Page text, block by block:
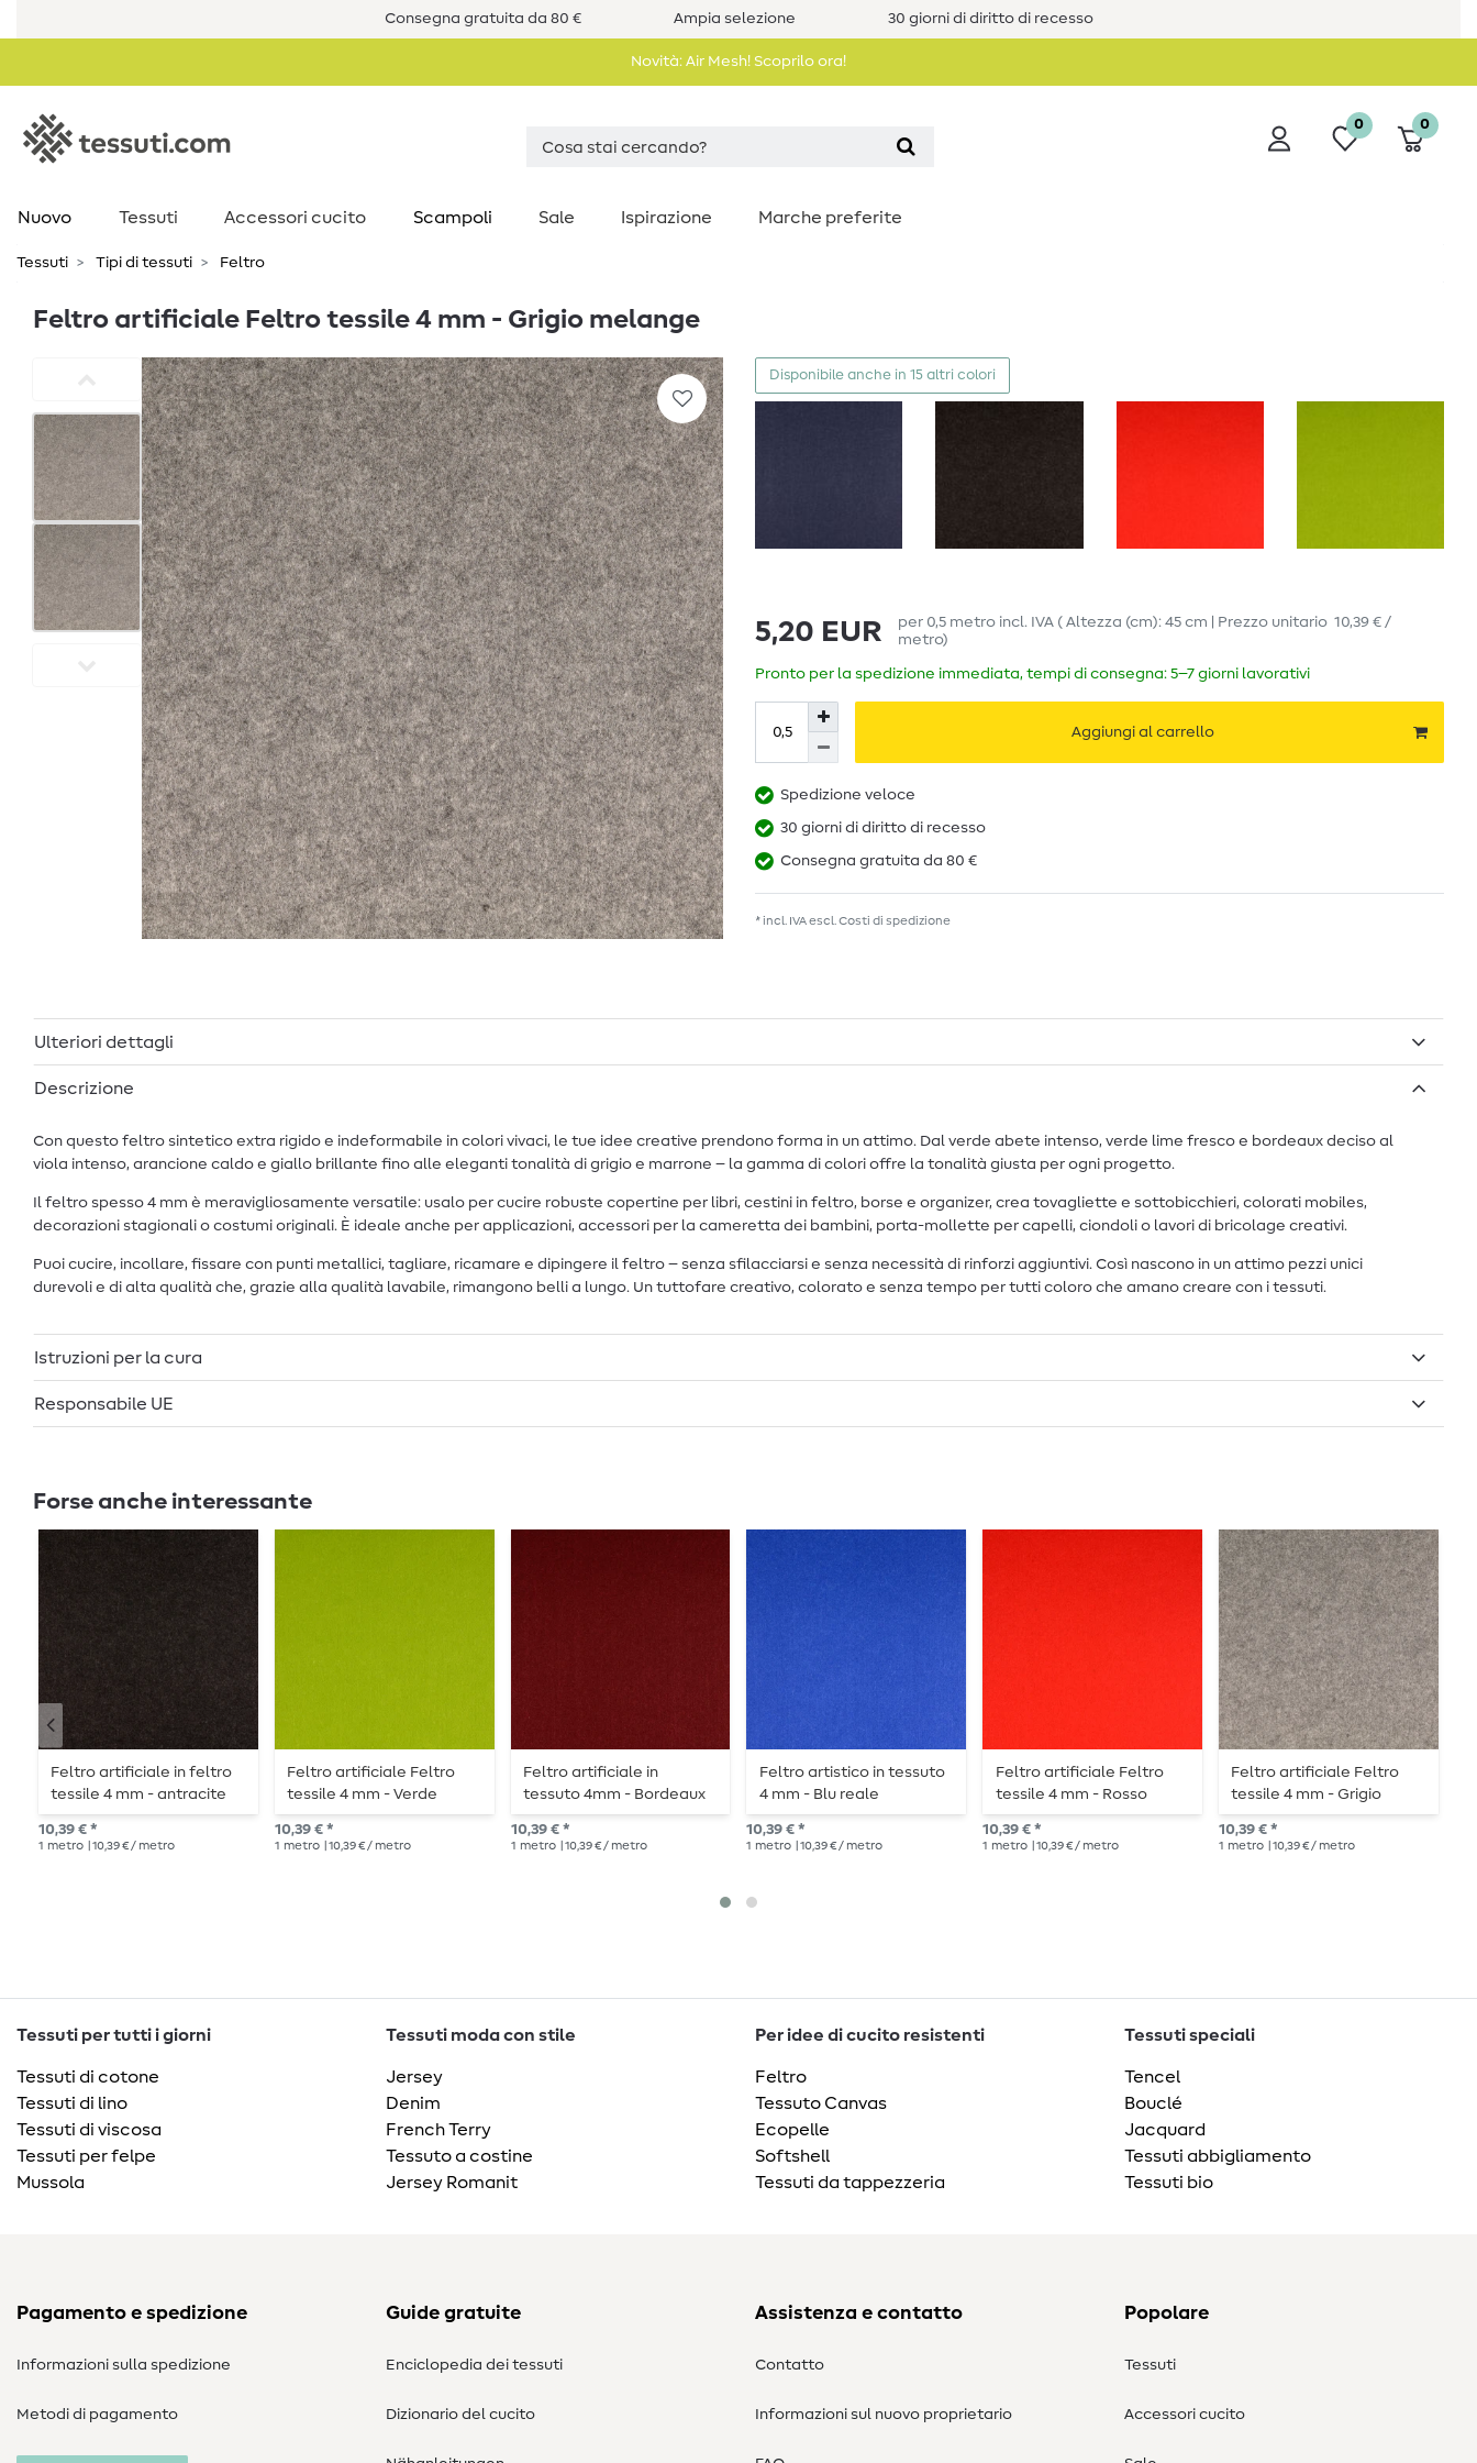
Consegna gratuita da 80 € Ampia selezione 30 giorni di diritto di recesso
Novità: Air Mesh! Scoprilo ora!
0 0
Nuovo Tessuti Accessori cucito Scampoli Sale Ispirazione Marche preferite
Tessuti Tipi di tessuti Feltro
Feltro artificiale Feltro tessile 4 mm - Grigio melange
Disponibile anche in 15 altri colori
5,20 EUR per 0,5 metro incl. IVA ( Altezza (cm): 45 cm | Prezzo unitario 10,39 € /
metro)
Pronto per la spedizione immediata, tempi di consegna: 5–7 giorni lavorativi
Aggiungi al carrello
Spedizione veloce
30 giorni di diritto di recesso
Consegna gratuita da 80 €
* incl. IVA escl.Costi di spedizione
Ulteriori dettagli
Descrizione
Con questo feltro sintetico extra rigido e indeformabile in colori vivaci, le tue idee creative prendono forma in un attimo. Dal verde abete intenso, verde lime fresco e bordeaux deciso al
viola intenso, arancione caldo e giallo brillante fino alle eleganti tonalità di grigio e marrone – la gamma di colori offre la tonalità giusta per ogni progetto.
Il feltro spesso 4 mm è meravigliosamente versatile: usalo per cucire robuste copertine per libri, cestini in feltro, borse e organizer, crea tovagliette e sottobicchieri, colorati mobiles,
decorazioni stagionali o costumi originali. È ideale anche per applicazioni, accessori per la cameretta dei bambini, porta-mollette per capelli, ciondoli o lavori di bricolage creativi.
Puoi cucire, incollare, fissare con punti metallici, tagliare, ricamare e dipingere il feltro – senza sfilacciarsi e senza necessità di rinforzi aggiuntivi. Così nascono in un attimo pezzi unici
durevoli e di alta qualità che, grazie alla qualità lavabile, rimangono belli a lungo. Un tuttofare creativo, colorato e senza tempo per tutti coloro che amano creare con i tessuti.
Istruzioni per la cura
Responsabile UE
Forse anche interessante
Feltro artificiale in feltro
tessile 4 mm - antracite
melange
10,39 € *
1 metro | 10,39 € / metro
Feltro artificiale Feltro
tessile 4 mm - Verde
muschio
10,39 € *
1 metro | 10,39 € / metro
Feltro artificiale in
tessuto 4mm - Bordeaux
10,39 € *
1 metro | 10,39 € / metro
Feltro artistico in tessuto
4 mm - Blu reale
10,39 € *
1 metro | 10,39 € / metro
Feltro artificiale Feltro
tessile 4 mm - Rosso
10,39 € *
1 metro | 10,39 € / metro
Feltro artificiale Feltro
tessile 4 mm - Grigio
melange
10,39 € *
1 metro | 10,39 € / metro
Tessuti per tutti i giorni
Tessuti di cotone
Tessuti di lino
Tessuti di viscosa
Tessuti per felpe
Mussola
Tessuti moda con stile
Jersey
Denim
French Terry
Tessuto a costine
Jersey Romanit
Per idee di cucito resistenti
Feltro
Tessuto Canvas
Ecopelle
Softshell
Tessuti da tappezzeria
Tessuti speciali
Tencel
Bouclé
Jacquard
Tessuti abbigliamento
Tessuti bio
Pagamento e spedizione
Informazioni sulla spedizione
Metodi di pagamento
Guide gratuite
Enciclopedia dei tessuti
Dizionario del cucito
Assistenza e contatto
Contatto
Informazioni sul nuovo proprietario
Popolare
Tessuti
Accessori cucito